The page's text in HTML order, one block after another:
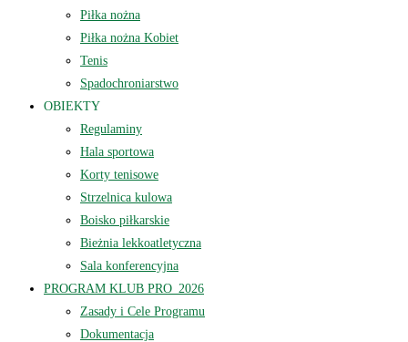
Piłka nożna
Piłka nożna Kobiet
Tenis
Spadochroniarstwo
OBIEKTY
Regulaminy
Hala sportowa
Korty tenisowe
Strzelnica kulowa
Boisko piłkarskie
Bieżnia lekkoatletyczna
Sala konferencyjna
PROGRAM KLUB PRO_2026
Zasady i Cele Programu
Dokumentacja